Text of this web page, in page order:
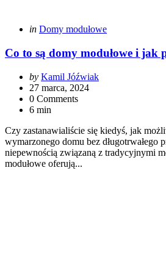
Categories
Posted
in Domy modułowe
Co to są domy modułowe i jak
Posted
by
by Kamil Jóźwiak
27 marca, 2024
0 Comments
6 min
Czy zastanawialiście się kiedyś, jak
wymarzonego domu bez długotrwałego
niepewnością związaną z tradycyjnymi
modułowe oferują...